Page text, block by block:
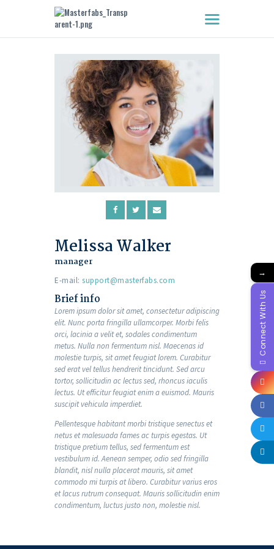
HOME
ABOUT US
WINDOWS
DOORS
FEATURES
CLIENTS
CONTACT US
Melissa Walker
manager
E-mail: support@masterfabs.com
Brief info
Lorem ipsum dolor sit amet, consectetur adipiscing
elit. Nunc porta fringilla ullamcorper. Morbi felis
orci, lacinia a velit et, sodales condimentum
metus. Nulla non fermentum nisl. Maecenas id
molestie turpis, sit amet feugiat lorem. Curabitur
sed erat vel tellus hendrerit tincidunt. Sed arcu
tortor, sollicitudin ac lectus sed, rhoncus iaculis
lectus. Ut efficitur feugiat enim a euismod. Mauris
suscipit vehicula imperdiet.
Pellentesque habitant morbi tristique senectus et
netus et malesuada fames ac turpis egestas. Ut
tristique pretium tellus, sed fermentum est
vestibulum id. Aenean semper, odio sed fringilla
blandit, nisl nulla placerat mauris, sit amet
commodo mi turpis at libero. Curabitur varius eros
et lacus rutrum consequat. Mauris sollicitudin enim
condimentum, luctus justo non, molestie nisl.
→
Connect With Us